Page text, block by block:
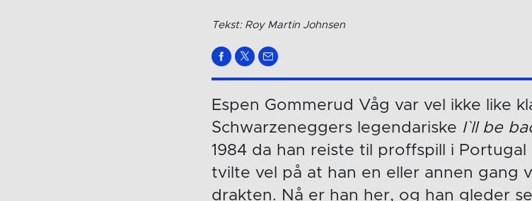
Tekst: Roy Martin Johnsen
Espen Gommerud Våg var vel ikke like
Schwarzeneggers legendariske I`ll be
1984 da han reiste til proffspill i
tvilte vel på at han en eller annen gang
drakten. Nå er han her, og han gleder